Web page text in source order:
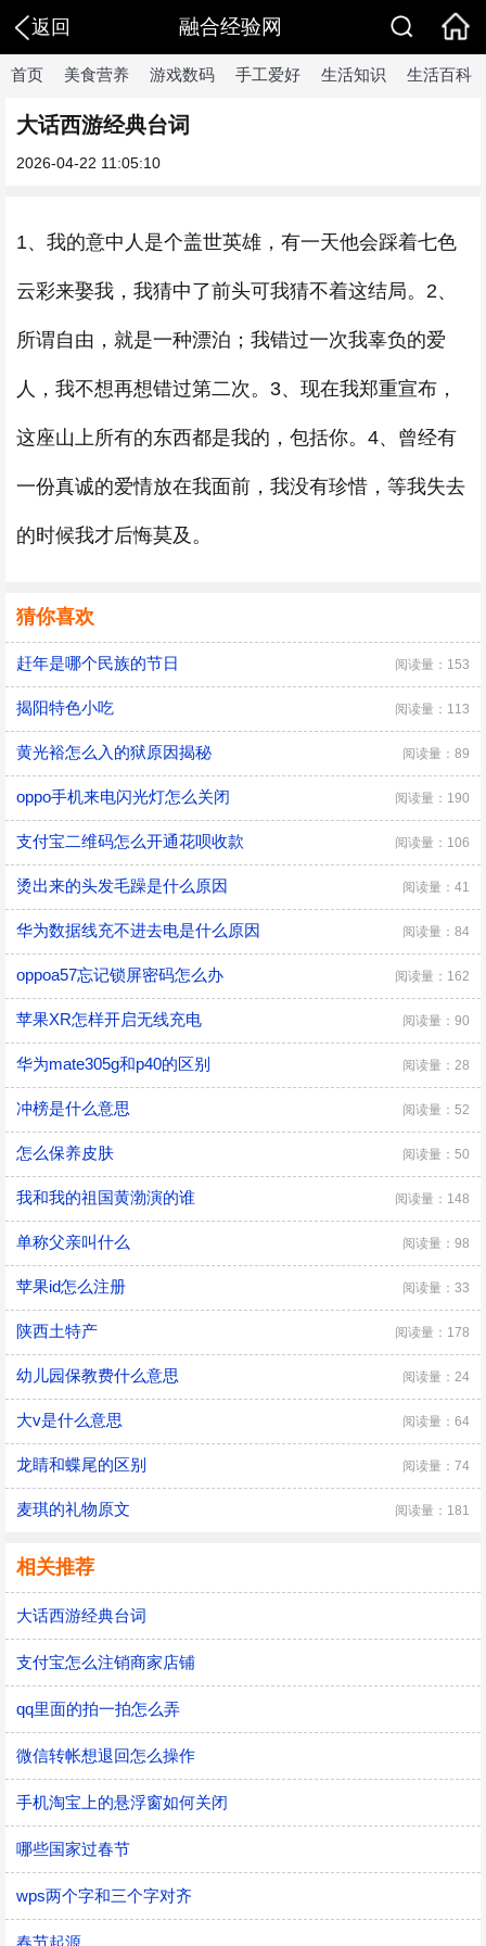
返回 融合经验网
首页 美食营养 游戏数码 手工爱好 生活知识 生活百科
大话西游经典台词
2026-04-22 11:05:10
1、我的意中人是个盖世英雄，有一天他会踩着七色
云彩来娶我，我猜中了前头可我猜不着这结局。2、
所谓自由，就是一种漂泊；我错过一次我辜负的爱
人，我不想再想错过第二次。3、现在我郑重宣布，
这座山上所有的东西都是我的，包括你。4、曾经有
一份真诚的爱情放在我面前，我没有珍惜，等我失去
的时候我才后悔莫及。
猜你喜欢
赶年是哪个民族的节日 阅读量：153
揭阳特色小吃 阅读量：113
黄光裕怎么入的狱原因揭秘 阅读量：89
oppo手机来电闪光灯怎么关闭 阅读量：190
支付宝二维码怎么开通花呗收款 阅读量：106
烫出来的头发毛躁是什么原因 阅读量：41
华为数据线充不进去电是什么原因 阅读量：84
oppoa57忘记锁屏密码怎么办 阅读量：162
苹果XR怎样开启无线充电 阅读量：90
华为mate305g和p40的区别 阅读量：28
冲榜是什么意思 阅读量：52
怎么保养皮肤 阅读量：50
我和我的祖国黄渤演的谁 阅读量：148
单称父亲叫什么 阅读量：98
苹果id怎么注册 阅读量：33
陕西土特产 阅读量：178
幼儿园保教费什么意思 阅读量：24
大v是什么意思 阅读量：64
龙睛和蝶尾的区别 阅读量：74
麦琪的礼物原文 阅读量：181
相关推荐
大话西游经典台词
支付宝怎么注销商家店铺
qq里面的拍一拍怎么弄
微信转帐想退回怎么操作
手机淘宝上的悬浮窗如何关闭
哪些国家过春节
wps两个字和三个字对齐
春节起源